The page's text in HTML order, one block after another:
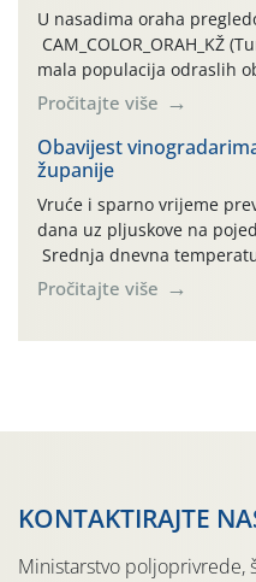
U nasadima oraha
CAM_COLOR_ORAH_KŽ
mala populacija odraslih
(Rhagoletis completa).
činjenicom da je riječ o
urodom, što je povezano i
jedinki. U starijim
pločama s […]
Pročitajte više
Obavijest
županije
Vruće i sparno vrijeme
dana uz pljuskove na
Srednja dnevna
maksimalne su posljednjih
Simptome plamenjače
Pročitajte više
KONTAKTIRAJTE
Ministarstvo poljoprivrede,